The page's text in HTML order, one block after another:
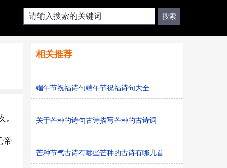
帝
相关推荐
端午节祝福诗句端午节祝福诗句大全
关于芒种的诗句古诗描写芒种的古诗词
芒种节气古诗有哪些芒种的古诗有哪几首